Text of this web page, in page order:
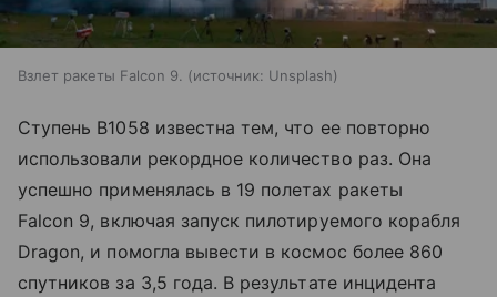
Взлет ракеты Falcon 9. источник: Unsplash
Ступень B1058 известна тем, что ее повторно
использовали рекордное количество раз. Она
успешно применялась в 19 полетах ракеты
Falcon 9, включая запуск пилотируемого корабля
Dragon, и помогла вывести в космос более 860
спутников за 3,5 года. В результате инцидента